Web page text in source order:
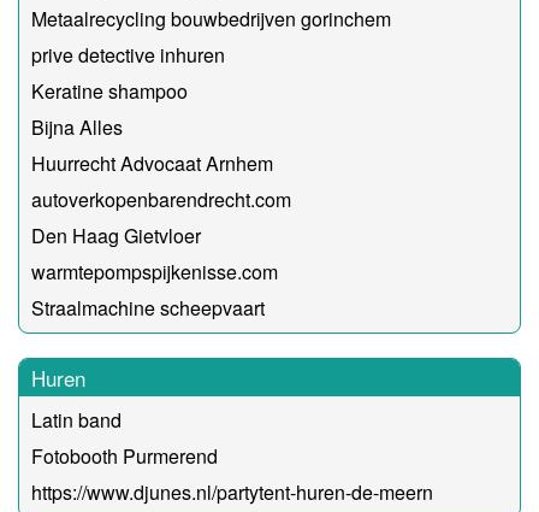
Metaalrecycling bouwbedrijven gorinchem
prive detective inhuren
Keratine shampoo
Bijna Alles
Huurrecht Advocaat Arnhem
autoverkopenbarendrecht.com
Den Haag Gietvloer
warmtepompspijkenisse.com
Straalmachine scheepvaart
Huren
Latin band
Fotobooth Purmerend
https://www.djunes.nl/partytent-huren-de-meern